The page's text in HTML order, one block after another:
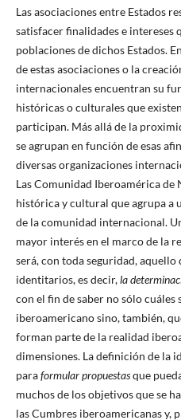
Las asociaciones entre Estados
satisfacer finalidades e intereses
poblaciones de dichos Estados.
de estas asociaciones o la
internacionales encuentran su
históricas o culturales que
participan. Más allá de la
se agrupan en función de esas
diversas organizaciones
Las Comunidad Iberoamérica de
histórica y cultural que agrupa a
de la comunidad internacional.
mayor interés en el marco de la
será, con toda seguridad, aquello
identitarios, es decir,la
con el fin de saber no sólo cuáles
iberoamericano sino, también,
forman parte de la realidad
dimensiones. La definición de la
paraformular propuestasque
muchos de los objetivos que se
las Cumbres iberoamericanas